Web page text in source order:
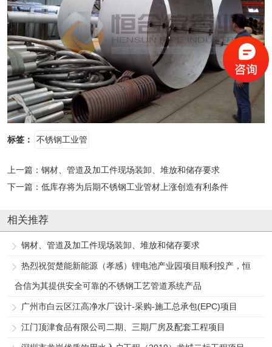
标签： 不锈钢工业管
上一篇： 钢材、管道及加工件现场装卸、堆放和储存要求
下一篇： 低库存将为后期不锈钢工业管材上涨创造有利条件
相关推荐
钢材、管道及加工件现场装卸、堆放和储存要求
热烈祝贺楚能新能源（孝感）锂电池产业园项目顺利投产，恒
合信为其提供安全可靠的不锈钢工艺管道系统产品
广州市白云区江高净水厂设计-采购-施工总承包(EPC)项目
江门顶津食品有限公司二期、三期厂房及配套工程项目